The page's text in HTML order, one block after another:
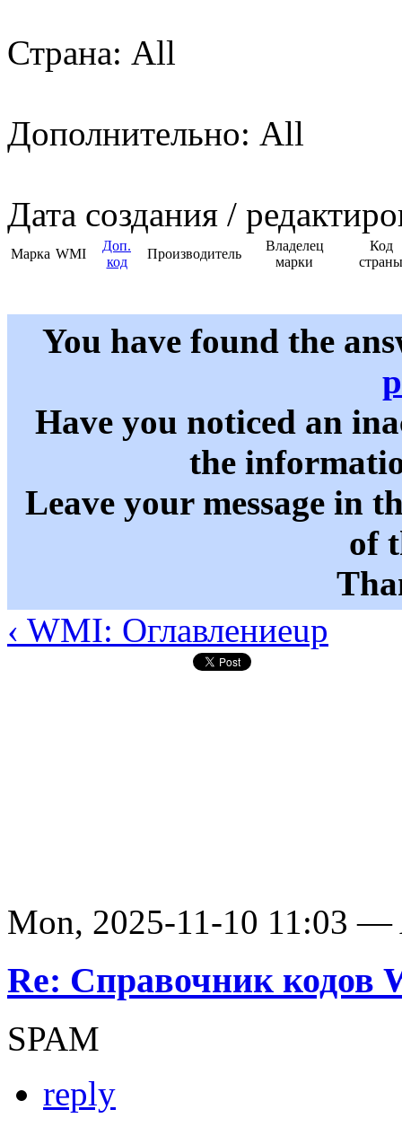
Страна: All
Дополнительно: All
Дата создания /
Марка WMI
Доп.
код
Производитель
Владелец
марки
Код
страны
You have found the
Have you noticed an
the
Leave your message in
of
‹ WMI: Оглавлениеup
Mon, 2025-11-10 11:03 —
Re: Справочник кодов
SPAM
reply